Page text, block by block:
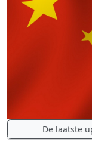
De laatste